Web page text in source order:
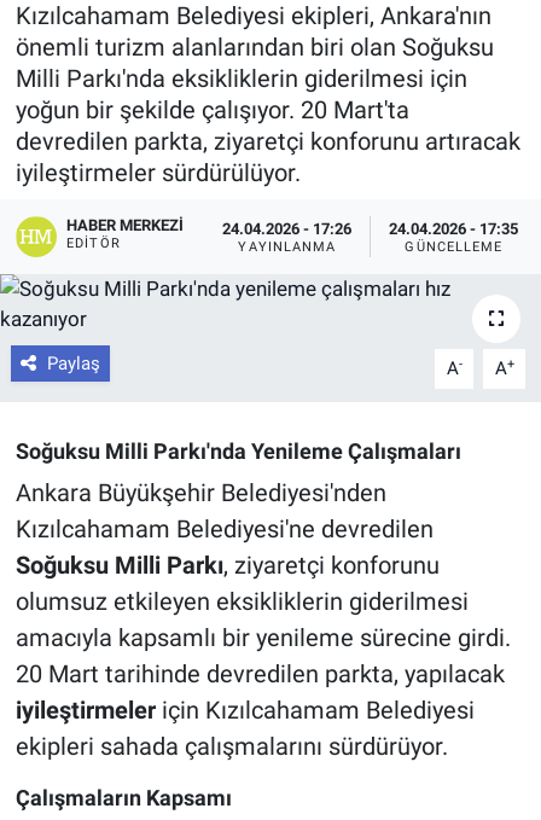
Kızılcahamam Belediyesi ekipleri, Ankara'nın
önemli turizm alanlarından biri olan Soğuksu
Milli Parkı'nda eksikliklerin giderilmesi için
yoğun bir şekilde çalışıyor. 20 Mart'ta
devredilen parkta, ziyaretçi konforunu artıracak
iyileştirmeler sürdürülüyor.
HABER MERKEZI
EDITÖR
24.04.2026 - 17:26
YAYINLANMA
24.04.2026 - 17:35
GÜNCELLEME
Paylaş A- A+
Soğuksu Milli Parkı'nda Yenileme Çalışmaları
Ankara Büyükşehir Belediyesi'nden
Kızılcahamam Belediyesi'ne devredilen
Soğuksu Milli Parkı, ziyaretçi konforunu
olumsuz etkileyen eksikliklerin giderilmesi
amacıyla kapsamlı bir yenileme sürecine girdi.
20 Mart tarihinde devredilen parkta, yapılacak
iyileştirmeleriçin Kızılcahamam Belediyesi
ekipleri sahada çalışmalarını sürdürüyor.
Çalışmaların Kapsamı